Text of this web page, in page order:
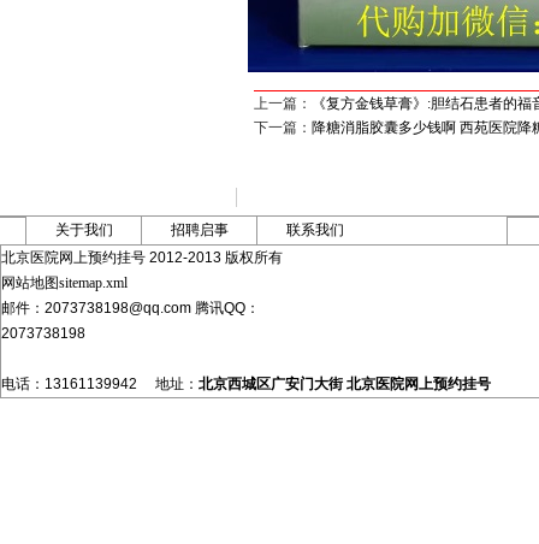
上一篇：
《复方金钱草膏》:胆结石患者的
下一篇： 降糖消脂胶囊多少钱啊 西苑医院降
关于我们 招聘启事
联系我们
北京医院网上预约挂号 2012-2013 版权所有
网站地图sitemap.xml
邮件：2073738198@qq.com 腾讯QQ：
2073738198
电话：13161139942 地址： 北京西城区广安门大街 北京医院网上预约挂号